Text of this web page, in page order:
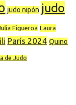
judo nipón judo
Figueroa Laura
París 2024 Quino
de Judo